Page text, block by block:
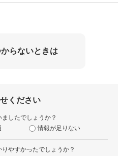
からないときは
ください
したでしょうか？
情報が足りない
やすかったでしょうか？